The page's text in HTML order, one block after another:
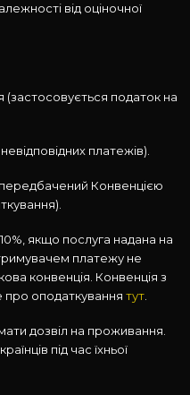
від оціночної
(застосовується податок на
платежів).
передбачений Конвенцією
10%, якщо послуга надана на
платежу не
конвенція. Конвенція з
про оподаткування тут
дозвіл на проживання.
під час їхньої